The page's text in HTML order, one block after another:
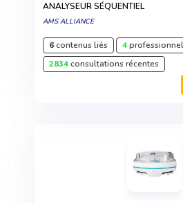
ANALYSEUR SÉQUENTIEL
AMS ALLIANCE
6contenus liés 4
2834consultations récentes